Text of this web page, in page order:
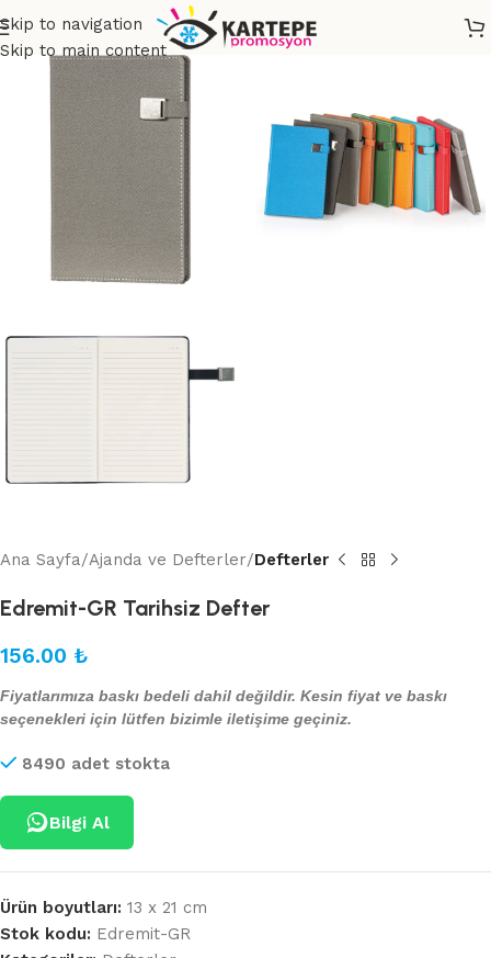
Skip to navigation
Skip to main content
Ana Sayfa Ajanda ve Defterler Defterler
Edremit-GR Tarihsiz Defter
156.00 ₺
Fiyatlarımıza baskı bedeli dahil değildir. Kesin fiyat ve baskı
seçenekleri için lütfen bizimle iletişime geçiniz.
8490 adet stokta
Bilgi Al
Ürün boyutları: 13 x 21 cm
Stok kodu: Edremit-GR